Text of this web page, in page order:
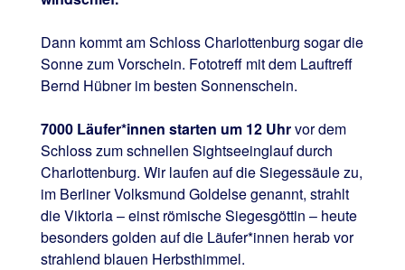
Dann kommt am Schloss Charlottenburg sogar die
Sonne zum Vorschein. Fototreff mit dem Lauftreff
Bernd Hübner im besten Sonnenschein.
7000 Läufer*innen starten um 12 Uhrvor dem
Schloss zum schnellen Sightseeinglauf durch
Charlottenburg. Wir laufen auf die Siegessäule zu,
im Berliner Volksmund Goldelse genannt, strahlt
die Viktoria – einst römische Siegesgöttin – heute
besonders golden auf die Läufer*innen herab vor
strahlend blauen Herbsthimmel.